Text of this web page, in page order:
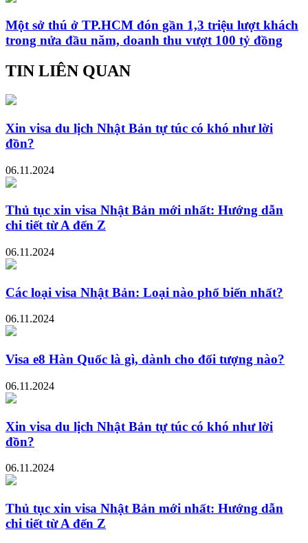
Một sở thú ở TP.HCM đón gần 1,3 triệu lượt khách
trong nửa đầu năm, doanh thu vượt 100 tỷ đồng
TIN LIÊN QUAN
Xin visa du lịch Nhật Bản tự túc có khó như lời
đồn?
06.11.2024
Thủ tục xin visa Nhật Bản mới nhất: Hướng dẫn
chi tiết từ A đến Z
06.11.2024
Các loại visa Nhật Bản: Loại nào phổ biến nhất?
06.11.2024
Visa e8 Hàn Quốc là gì, dành cho đối tượng nào?
06.11.2024
Xin visa du lịch Nhật Bản tự túc có khó như lời
đồn?
06.11.2024
Thủ tục xin visa Nhật Bản mới nhất: Hướng dẫn
chi tiết từ A đến Z